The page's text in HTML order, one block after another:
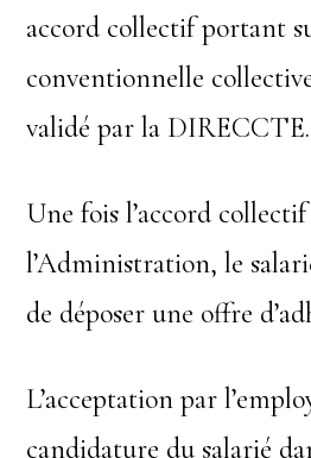
accord collectif portant
conventionnelle
validé par la DIRECCTE.
Une fois l’accord
l’Administration, le
de déposer une offre
L’acceptation par
candidature du salarié